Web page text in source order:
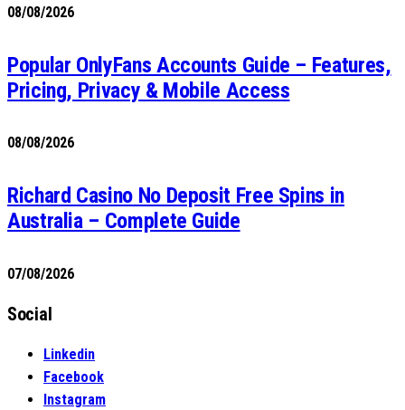
08/08/2026
Popular OnlyFans Accounts Guide – Features,
Pricing, Privacy & Mobile Access
08/08/2026
Richard Casino No Deposit Free Spins in
Australia – Complete Guide
07/08/2026
Social
Linkedin
Facebook
Instagram